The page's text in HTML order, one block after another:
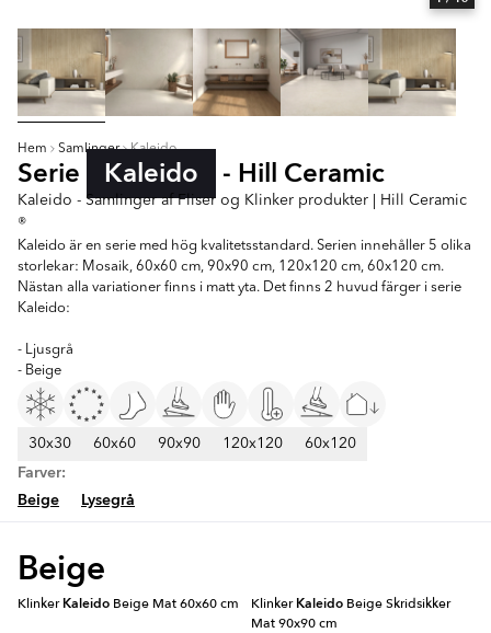
Hem Samlinger Kaleido
Serie Kaleido - Hill Ceramic
Kaleido - Samlinger af Fliser og Klinker produkter | Hill Ceramic
®
Kaleido är en serie med hög kvalitetsstandard. Serien innehåller 5 olika
storlekar: Mosaik, 60x60 cm, 90x90 cm, 120x120 cm, 60x120 cm.
Nästan alla variationer finns i matt yta. Det finns 2 huvud färger i serie
Kaleido:
- Ljusgrå
- Beige
30x30 60x60 90x90 120x120 60x120
Farver:
Beige
Lysegrå
Beige
KlinkerKaleido Beige Mat 60x60 cm KlinkerKaleido Beige Skridsikker
Mat 90x90 cm